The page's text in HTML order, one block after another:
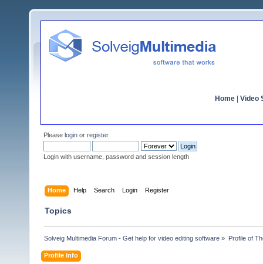
Home Video
Please login or register.
Login with username, password and session length
Home Help Search Login Register
Topics
Solveig Multimedia Forum - Get help for video editing software » Profile of
Profile Info